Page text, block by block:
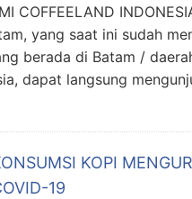
COFFEELAND
yang saat ini sudah
berada di Batam /
dapat langsung
KOPI
19